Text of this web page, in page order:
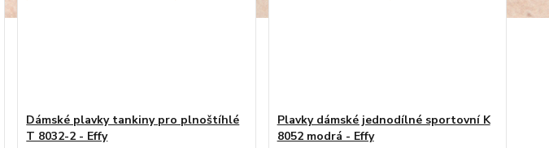
Dámské plavky tankiny pro plnoštíhlé
T 8032-2 - Effy
Plavky dámské jednodílné sportovní K
8052 modrá - Effy